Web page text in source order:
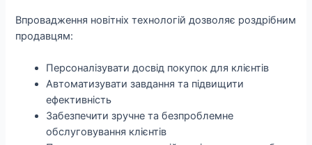
Впровадження новітніх технологій дозволяє роздрібним
продавцям:
Персоналізувати досвід покупок для клієнтів
Автоматизувати завдання та підвищити
ефективність
Забезпечити зручне та безпроблемне
обслуговування клієнтів